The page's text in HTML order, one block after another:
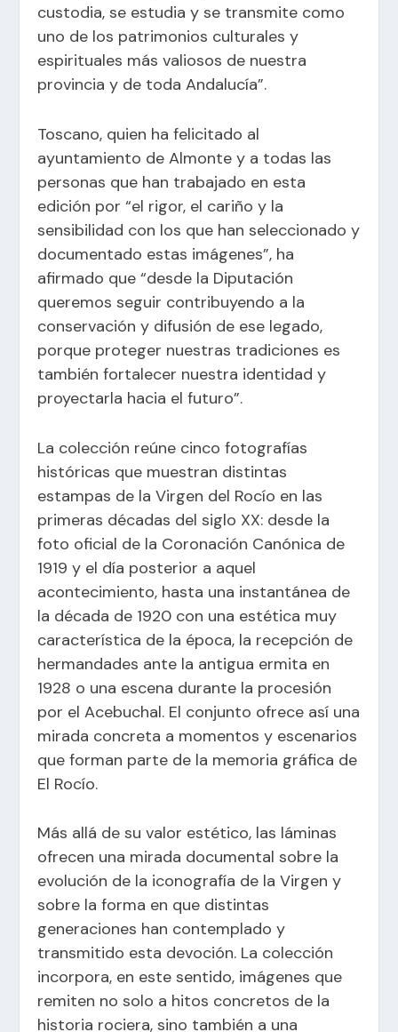
custodia, se estudia y se transmite como
uno de los patrimonios culturales y
espirituales más valiosos de nuestra
provincia y de toda Andalucía”.
Toscano, quien ha felicitado al
ayuntamiento de Almonte y a todas las
personas que han trabajado en esta
edición por “el rigor, el cariño y la
sensibilidad con los que han seleccionado y
documentado estas imágenes”, ha
afirmado que “desde la Diputación
queremos seguir contribuyendo a la
conservación y difusión de ese legado,
porque proteger nuestras tradiciones es
también fortalecer nuestra identidad y
proyectarla hacia el futuro”.
La colección reúne cinco fotografías
históricas que muestran distintas
estampas de la Virgen del Rocío en las
primeras décadas del siglo XX: desde la
foto oficial de la Coronación Canónica de
1919 y el día posterior a aquel
acontecimiento, hasta una instantánea de
la década de 1920 con una estética muy
característica de la época, la recepción de
hermandades ante la antigua ermita en
1928 o una escena durante la procesión
por el Acebuchal. El conjunto ofrece así una
mirada concreta a momentos y escenarios
que forman parte de la memoria gráfica de
El Rocío.
Más allá de su valor estético, las láminas
ofrecen una mirada documental sobre la
evolución de la iconografía de la Virgen y
sobre la forma en que distintas
generaciones han contemplado y
transmitido esta devoción. La colección
incorpora, en este sentido, imágenes que
remiten no solo a hitos concretos de la
historia rociera, sino también a una